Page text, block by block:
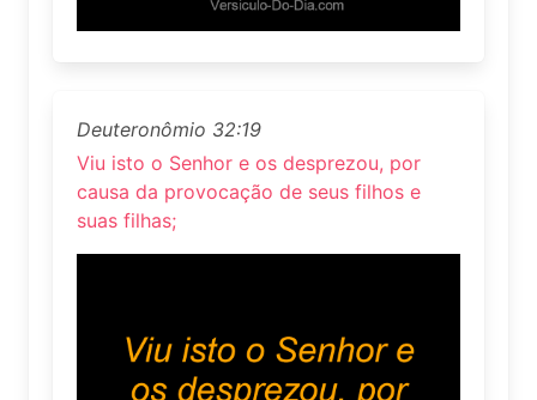
Deuteronômio 32:19
Viu isto o Senhor e os desprezou, por
causa da provocação de seus filhos e
suas filhas;